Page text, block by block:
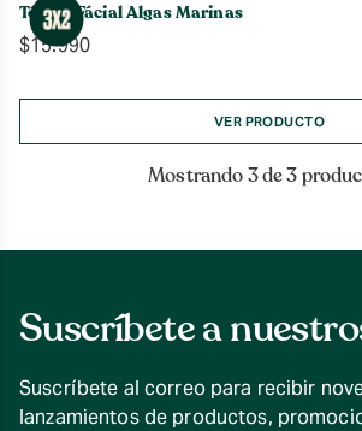
Tónico Fácial Algas Marinas
$15.990
VER PRODUCTO
Mostrando 3 de 3
Suscríbete a
Suscríbete al correo para recibir
lanzamientos de productos,